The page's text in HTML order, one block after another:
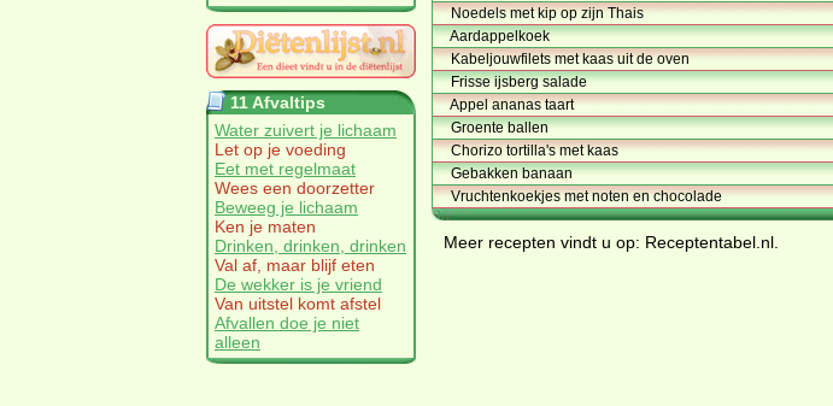
11 Afvaltips
Water zuivert je lichaam
Let op je voeding
Eet met regelmaat
Wees een doorzetter
Beweeg je lichaam
Ken je maten
Drinken, drinken, drinken
Val af, maar blijf eten
De wekker is je vriend
Van uitstel komt afstel
Afvallen doe je niet
alleen
Noedels met kip op zijn Thais
Aardappelkoek
Kabeljouwfilets met kaas uit de oven
Frisse ijsberg salade
Appel ananas taart
Groente ballen
Chorizo tortilla's met kaas
Gebakken banaan
Vruchtenkoekjes met noten en chocolade
Meer recepten vindt u op: Receptentabel.nl